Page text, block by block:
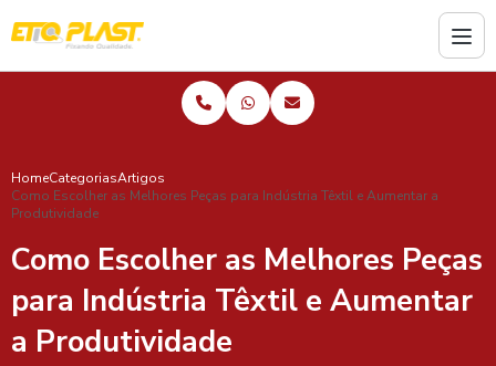
HomeCategoriasArtigos
Como Escolher as Melhores Peças para Indústria Têxtil e Aumentar a
Produtividade
Como Escolher as Melhores Peças
para Indústria Têxtil e Aumentar
a Produtividade